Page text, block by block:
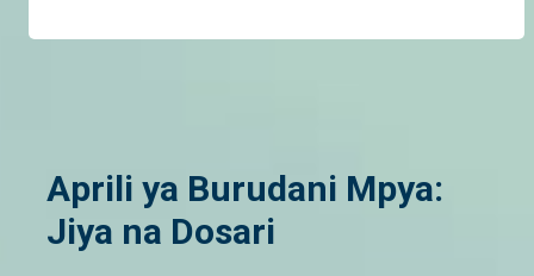
Aprili ya Burudani Mpya:
Jiya na Dosari